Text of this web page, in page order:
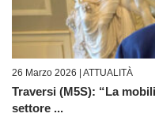
26 Marzo 2026 | ATTUALITÀ
Traversi (M5S): “La
settore ...